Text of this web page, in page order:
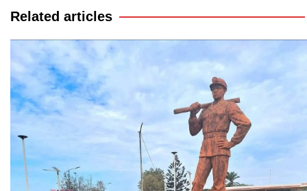
l’article
Related articles